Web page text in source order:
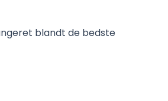
blandt de bedste